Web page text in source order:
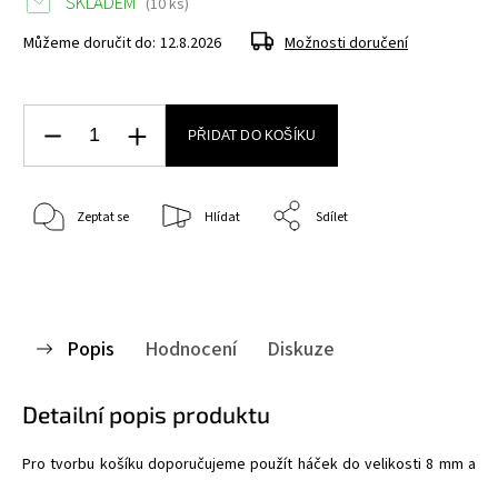
(10 ks)
Můžeme doručit do: 12.8.2026 Možnosti doručení
PŘIDAT DO KOŠÍKU
Zeptat se Hlídat Sdílet
Popis Hodnocení Diskuze
Detailní popis produktu
Pro tvorbu košíku doporučujeme použít háček do velikosti 8 mm a